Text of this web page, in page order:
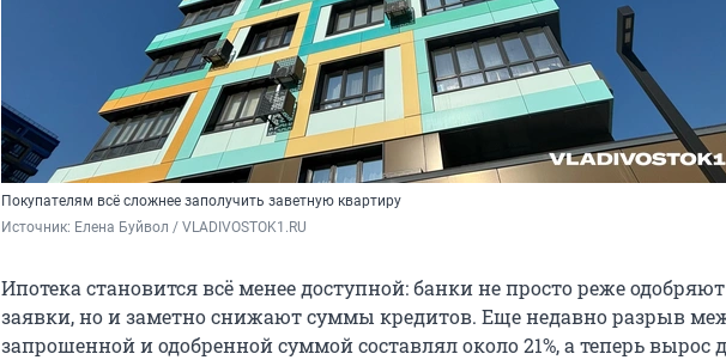
Покупателям всё сложнее заполучить заветную квартиру
Источник: Елена Буйвол / VLADIVOSTOK1.RU
Ипотека становится всё менее доступной: банки не просто реже одобряют
заявки, но и заметно снижают суммы кредитов. Еще недавно разрыв
запрошенной и одобренной суммой составлял около 21%, а теперь вырос